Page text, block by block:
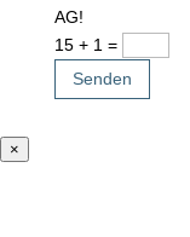
AG!
15 + 1 =
Senden
×